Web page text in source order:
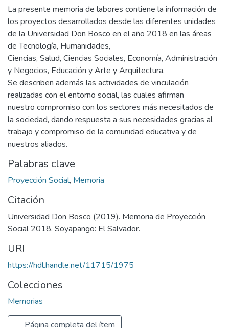
La presente memoria de labores contiene la información de
los proyectos desarrollados desde las diferentes unidades
de la Universidad Don Bosco en el año 2018 en las áreas
de Tecnología, Humanidades,
Ciencias, Salud, Ciencias Sociales, Economía, Administración
y Negocios, Educación y Arte y Arquitectura.
Se describen además las actividades de vinculación
realizadas con el entorno social, las cuales afirman
nuestro compromiso con los sectores más necesitados de
la sociedad, dando respuesta a sus necesidades gracias al
trabajo y compromiso de la comunidad educativa y de
nuestros aliados.
Palabras clave
Proyección Social, Memoria
Citación
Universidad Don Bosco (2019). Memoria de Proyección
Social 2018. Soyapango: El Salvador.
URI
https://hdl.handle.net/11715/1975
Colecciones
Memorias
Página completa del ítem